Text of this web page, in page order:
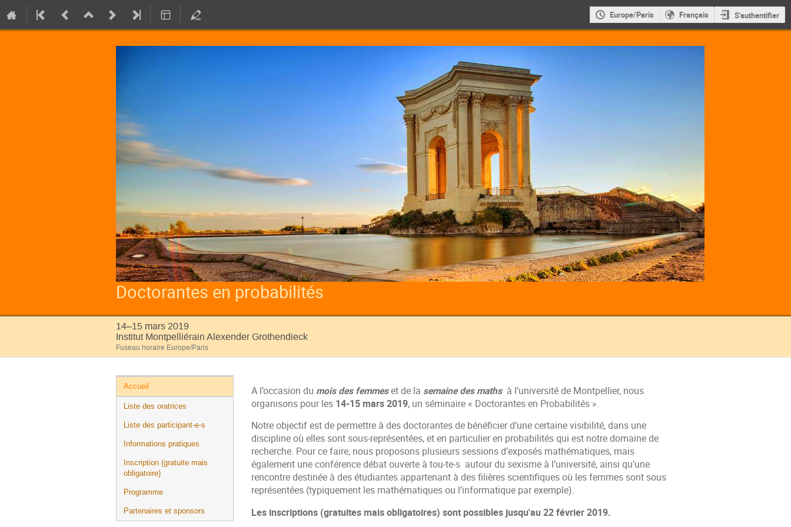
Europe/Paris Français S'authentifier
Doctorantes en probabilités
14–15 mars 2019
Institut Montpelliérain Alexender Grothendieck
Fuseau horaire Europe/Paris
Menu
de
l'événement
Accueil
Liste des oratrices
Liste des participant-e-s
Informations pratiques
Inscription (gratuite mais
obligatoire)
Programme
Partenaires et sponsors
A l’occasion du mois des femmeset de la semaine des mathsà l’université de Montpellier, nous
organisons pour les 14-15 mars 2019, un séminaire « Doctorantes en Probabilités ».
Notre objectif est de permettre à des doctorantes de bénéficier d’une certaine visibilité, dans une
discipline où elles sont sous-représentées, et en particulier en probabilités qui est notre domaine de
recherche. Pour ce faire, nous proposons plusieurs sessions d’exposés mathématiques, mais
également une conférence débat ouverte à tou-te-s autour du sexisme à l’université, ainsi qu’une
rencontre destinée à des étudiantes appartenant à des filières scientifiques où les femmes sont sous
représentées (typiquement les mathématiques ou l’informatique par exemple).
Les inscriptions (gratuites mais obligatoires) sont possibles jusqu'au 22 février 2019.